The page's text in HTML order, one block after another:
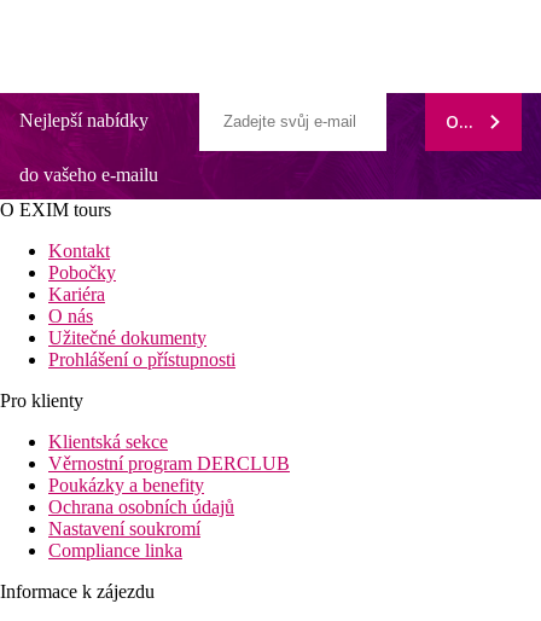
Nejlepší nabídky
do vašeho e-mailu
ODEBÍRAT
O EXIM tours
Kontakt
Pobočky
Kariéra
O nás
Užitečné dokumenty
Prohlášení o přístupnosti
Pro klienty
Klientská sekce
Věrnostní program DERCLUB
Poukázky a benefity
Ochrana osobních údajů
Nastavení soukromí
Compliance linka
Informace k zájezdu